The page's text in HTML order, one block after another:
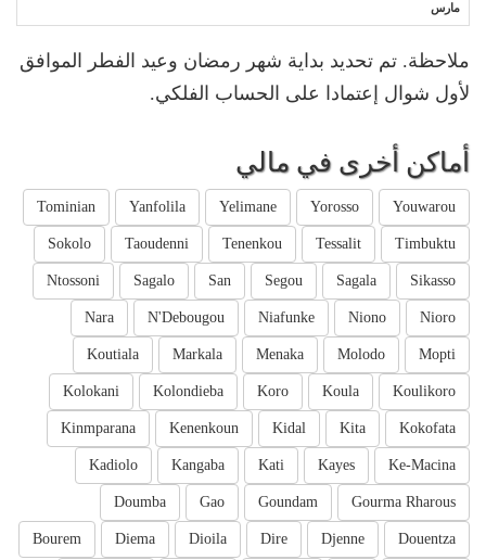
مارس
ملاحظة. تم تحديد بداية شهر رمضان وعيد الفطر الموافق
لأول شوال إعتمادا على الحساب الفلكي.
أماكن أخرى في مالي
Youwarou
Yorosso
Yelimane
Yanfolila
Tominian
Timbuktu
Tessalit
Tenenkou
Taoudenni
Sokolo
Sikasso
Sagala
Segou
San
Sagalo
Ntossoni
Nioro
Niono
Niafunke
N'Debougou
Nara
Mopti
Molodo
Menaka
Markala
Koutiala
Koulikoro
Koula
Koro
Kolondieba
Kolokani
Kokofata
Kita
Kidal
Kenenkoun
Kinmparana
Ke-Macina
Kayes
Kati
Kangaba
Kadiolo
Gourma Rharous
Goundam
Gao
Doumba
Douentza
Djenne
Dire
Dioila
Diema
Bourem